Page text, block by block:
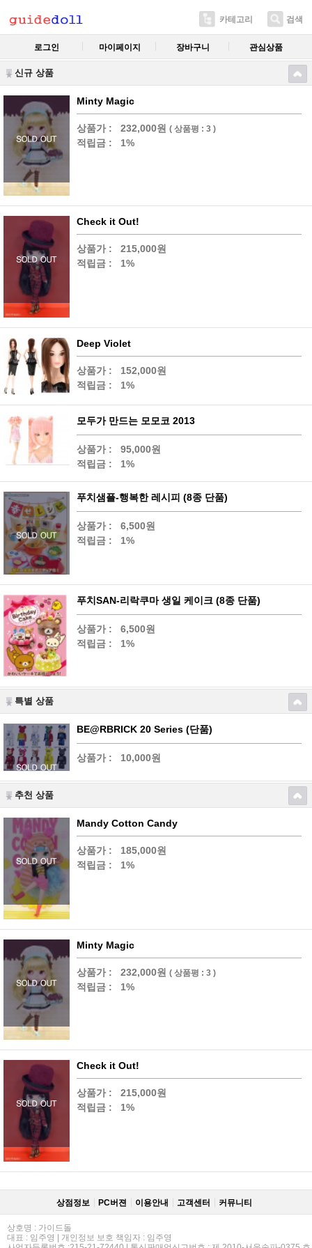
카테고리 검색
로그인 마이페이지 장바구니 관심상품
신규 상품
Minty Magic
상품가 : 232,000원 ( 상품평 : 3 )
적립금 : 1%
Check it Out!
상품가 :
215,000원
적립금 :
1%
Deep Violet
상품가 :
152,000원
적립금 :
1%
모두가 만드는 모모코 2013
상품가 :
95,000원
적립금 :
1%
푸치샘플-행복한 레시피 (8종 단품)
상품가 :
6,500원
적립금 :
1%
푸치SAN-리락쿠마 생일 케이크 (8종 단품)
상품가 :
6,500원
적립금 :
1%
특별 상품
BE@RBRICK 20 Series (단품)
상품가 : 10,000원
추천 상품
Mandy Cotton Candy
상품가 :
185,000원
적립금 :
1%
Minty Magic
상품가 : 232,000원 ( 상품평 : 3 )
적립금 : 1%
Check it Out!
상품가 :
215,000원
적립금 :
1%
상점정보 PC버젼 이용안내 고객센터 커뮤니티
상호명 : 가이드돌
대표 : 임주영 | 개인정보 보호 책임자 : 임주영